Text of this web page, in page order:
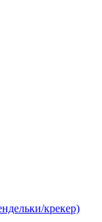
крекер)